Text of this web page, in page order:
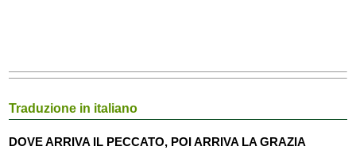
Traduzione in italiano
DOVE ARRIVA IL PECCATO, POI ARRIVA LA GRAZIA